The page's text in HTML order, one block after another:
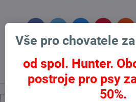
Předchozí produkt
Vše pro chovatele
od spol. Hunter.
postroje pro psy
50%.